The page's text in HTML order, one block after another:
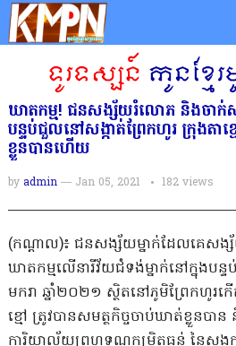
ឃាតកម្ម! ជនសង្ស័យរំលោភ និងចាក់សម្
បន្ទប់ជួលនៅសង្កាត់ព្រែកហូរ ក្រុងតាខ្
ខ្លួនបានហើយ
by admin — Jan 05, 2021 182views
(កណ្ដាល)៖ ជនសង្ស័យម្នាក់ដែលគេសង្
ឃាតកម្មលើនារីវ័យជំទង់ម្នាក់នៅក្នុងបន្
មករា ឆ្នាំ២០២១ ស្ថិតនៅភូមិព្រែកហូរក
ខ្មៅ ត្រូវបានសមត្ថកិច្ចចាប់ឃាត់ខ្លួនបា
ការិយាល័យព្រហ្មទណ្ឌកម្រិតធ្ងន់ នៃស្នងក